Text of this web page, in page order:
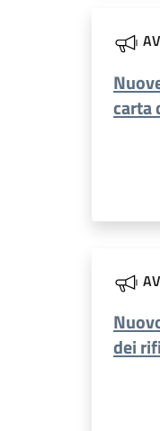
carta
dei